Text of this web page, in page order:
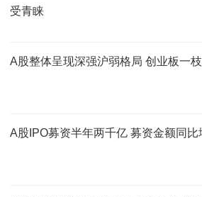
受青睐
A股整体呈现深强沪弱格局 创业板一
A股IPO募资半年两千亿 募资金额同比